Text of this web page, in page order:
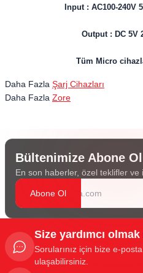
Input : AC100-240V
Output : DC 5V
Tüm Micro
Daha Fazla Şarj Cihazları
Daha Fazla Zore
Bültenimize Abone
En son haberler, özel teklifler ve
Abone Ol
Size yardımcı
Sorularınız için bize e-
ulaşabilirsiniz.